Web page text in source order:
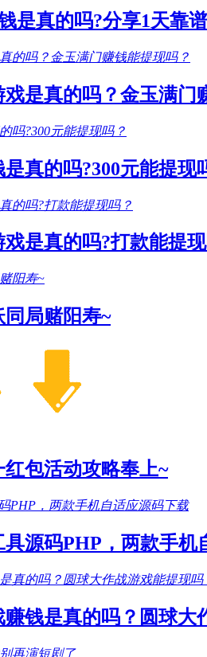
是真的吗?分享1天靠谱
是真的吗？金玉满门
真的吗?300元能提现
是真的吗?打款能提
同局赌阳寿~
红包活动攻略奉上~
具源码PHP，两款手机
赚钱是真的吗？圆球大